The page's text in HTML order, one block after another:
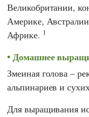
Великобритании,
Америке,
Африке. 1
Домашнее
Змеиная голова –
альпинариев и
Для выращивания